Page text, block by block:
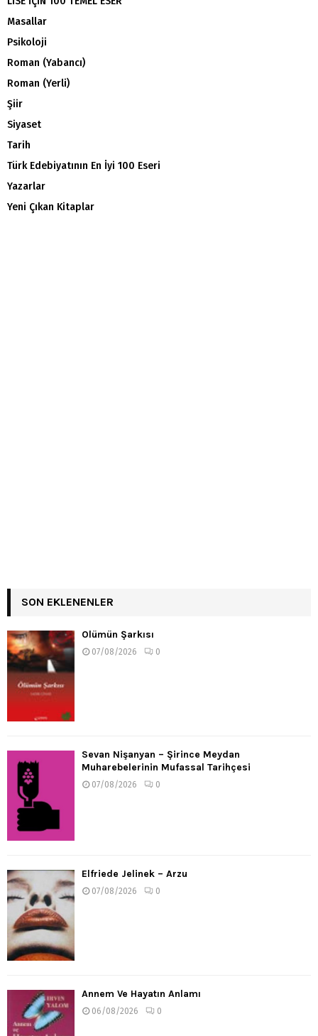
Masallar
Psikoloji
Roman (Yabancı)
Roman (Yerli)
Şiir
Siyaset
Tarih
Türk Edebiyatının En İyi 100 Eseri
Yazarlar
Yeni Çıkan Kitaplar
SON EKLENENLER
Ölümün Şarkısı
07/08/2026 0
Sevan Nişanyan – Şirince Meydan
Muharebelerinin Mufassal Tarihçesi
07/08/2026 0
Elfriede Jelinek – Arzu
07/08/2026 0
Annem Ve Hayatın Anlamı
06/08/2026 0